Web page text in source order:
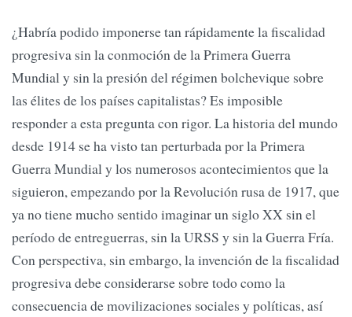
¿Habría podido imponerse tan rápidamente la fiscalidad
progresiva sin la conmoción de la Primera Guerra
Mundial y sin la presión del régimen bolchevique sobre
las élites de los países capitalistas? Es imposible
responder a esta pregunta con rigor. La historia del mundo
desde 1914 se ha visto tan perturbada por la Primera
Guerra Mundial y los numerosos acontecimientos que la
siguieron, empezando por la Revolución rusa de 1917, que
ya no tiene mucho sentido imaginar un siglo XX sin el
período de entreguerras, sin la URSS y sin la Guerra Fría.
Con perspectiva, sin embargo, la invención de la fiscalidad
progresiva debe considerarse sobre todo como la
consecuencia de movilizaciones sociales y políticas, así